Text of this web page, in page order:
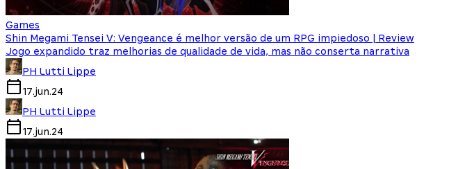
Games
Shin Megami Tensei V: Vengeance é melhor versão de um RPG impiedoso | Review
Jogo expandido traz melhorias de qualidade de vida, mas não conserta narrativa
PH Lutti Lippe
17.jun.24
PH Lutti Lippe
17.jun.24